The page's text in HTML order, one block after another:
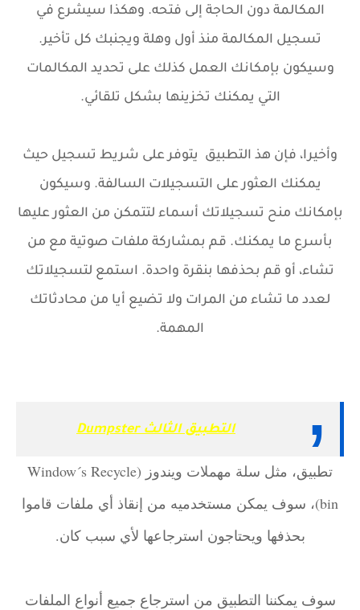
المكالمة دون الحاجة إلى فتحه. وهكذا سيشرع في
تسجيل المكالمة منذ أول وهلة ويجنبك كل تأخير.
وسيكون بإمكانك العمل كذلك على تحديد المكالمات
التي يمكنك تخزينها بشكل تلقائي.
وأخيرا، فإن هذ التطبيق يتوفر على شريط تسجيل حيث
يمكنك العثور على التسجيلات السالفة. وسيكون
بإمكانك منح تسجيلاتك أسماء لتتمكن من العثور عليها
بأسرع ما يمكنك. قم بمشاركة ملفات صوتية مع من
تشاء، أو قم بحذفها بنقرة واحدة. استمع لتسجيلاتك
لعدد ما تشاء من المرات ولا تضيع أيا من محادثاتك
المهمة.
التطبيق الثالث Dumpster
تطبيق، مثل سلة مهملات ويندوز (Window´s Recycle
bin)، سوف يمكن مستخدميه من إنقاذ أي ملفات قاموا
بحذفها ويحتاجون استرجاعها لأي سبب كان.
سوف يمكننا التطبيق من استرجاع جميع أنواع الملفات